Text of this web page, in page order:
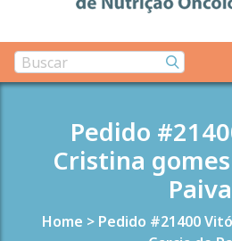
Pedido
Cristina
Paiva
Home > Pedido #21400